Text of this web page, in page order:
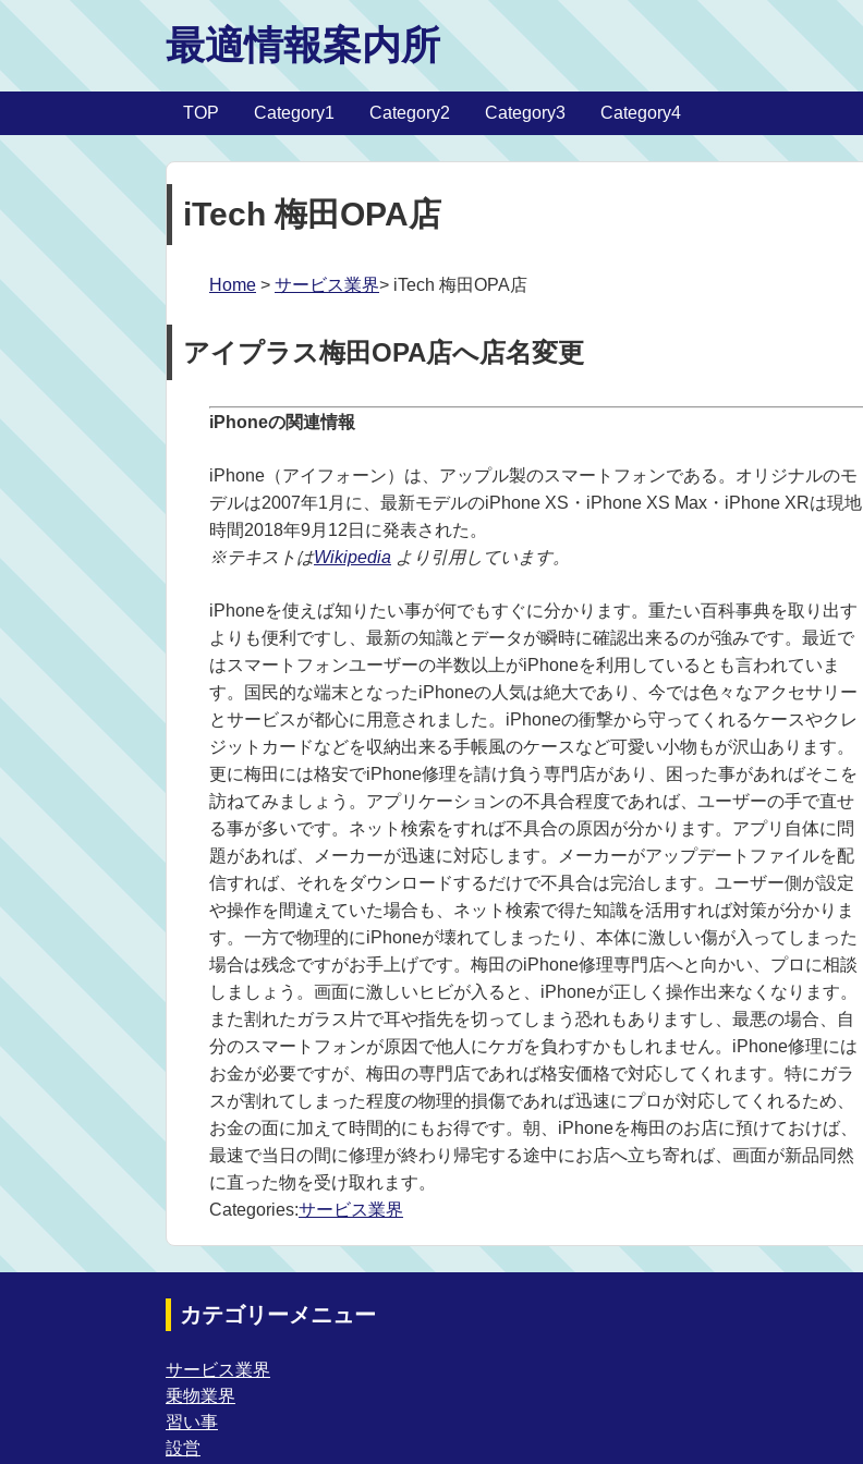
最適情報案内所
TOP Category1 Category2 Category3 Category4
iTech 梅田OPA店
Home > サービス業界> iTech 梅田OPA店
アイプラス梅田OPA店へ店名変更
iPhoneの関連情報
iPhone（アイフォーン）は、アップル製のスマートフォンである。オリジナルのモ
デルは2007年1月に、最新モデルのiPhone XS・iPhone XS Max・iPhone XRは現地
時間2018年9月12日に発表された。
※テキストはWikipedia より引用しています。
iPhoneを使えば知りたい事が何でもすぐに分かります。重たい百科事典を取り出す
よりも便利ですし、最新の知識とデータが瞬時に確認出来るのが強みです。最近で
はスマートフォンユーザーの半数以上がiPhoneを利用しているとも言われていま
す。国民的な端末となったiPhoneの人気は絶大であり、今では色々なアクセサリー
とサービスが都心に用意されました。iPhoneの衝撃から守ってくれるケースやクレ
ジットカードなどを収納出来る手帳風のケースなど可愛い小物もが沢山あります。
更に梅田には格安でiPhone修理を請け負う専門店があり、困った事があればそこを
訪ねてみましょう。アプリケーションの不具合程度であれば、ユーザーの手で直せ
る事が多いです。ネット検索をすれば不具合の原因が分かります。アプリ自体に問
題があれば、メーカーが迅速に対応します。メーカーがアップデートファイルを配
信すれば、それをダウンロードするだけで不具合は完治します。ユーザー側が設定
や操作を間違えていた場合も、ネット検索で得た知識を活用すれば対策が分かりま
す。一方で物理的にiPhoneが壊れてしまったり、本体に激しい傷が入ってしまった
場合は残念ですがお手上げです。梅田のiPhone修理専門店へと向かい、プロに相談
しましょう。画面に激しいヒビが入ると、iPhoneが正しく操作出来なくなります。
また割れたガラス片で耳や指先を切ってしまう恐れもありますし、最悪の場合、自
分のスマートフォンが原因で他人にケガを負わすかもしれません。iPhone修理には
お金が必要ですが、梅田の専門店であれば格安価格で対応してくれます。特にガラ
スが割れてしまった程度の物理的損傷であれば迅速にプロが対応してくれるため、
お金の面に加えて時間的にもお得です。朝、iPhoneを梅田のお店に預けておけば、
最速で当日の間に修理が終わり帰宅する途中にお店へ立ち寄れば、画面が新品同然
に直った物を受け取れます。
Categories:サービス業界
カテゴリーメニュー
サービス業界
乗物業界
習い事
設営